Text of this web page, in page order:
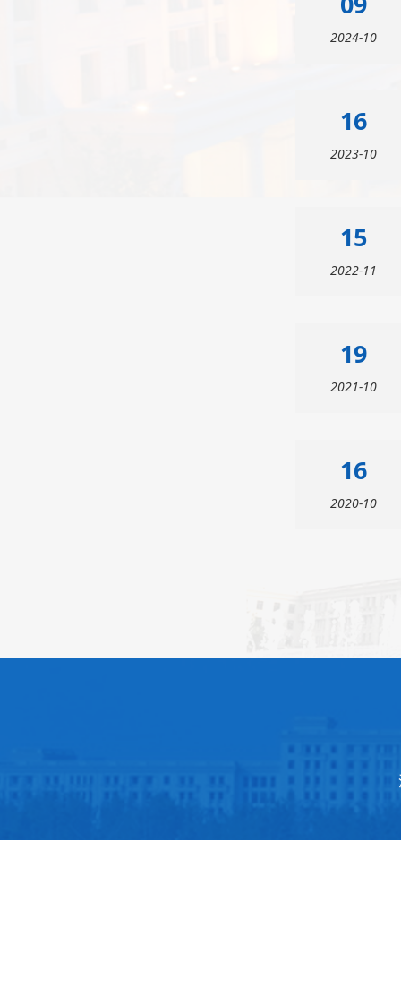
2024-10
16
2023-10
15
2022-11
19
2021-10
16
2020-10